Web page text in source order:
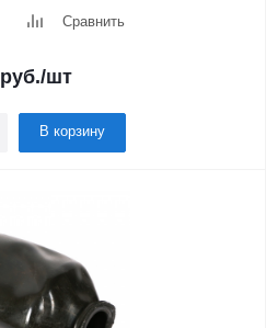
Сравнить
руб./шт
В корзину